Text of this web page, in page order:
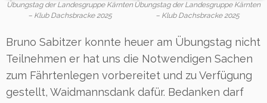
Übungstag der Landesgruppe Kärnten
– Klub Dachsbracke 2025
Übungstag der Landesgruppe Kärnten
– Klub Dachsbracke 2025
Bruno Sabitzer konnte heuer am Übungstag nicht
Teilnehmen er hat uns die Notwendigen Sachen
zum Fährtenlegen vorbereitet und zu Verfügung
gestellt, Waidmannsdank dafür. Bedanken darf